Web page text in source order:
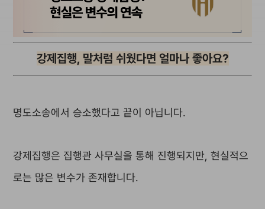
강제집행, 말처럼 쉬웠다면 얼마나 좋아요?
명도소송에서 승소했다고 끝이 아닙니다.
강제집행은 집행관 사무실을 통해 진행되지만, 현실적으
로는 많은 변수가 존재합니다.